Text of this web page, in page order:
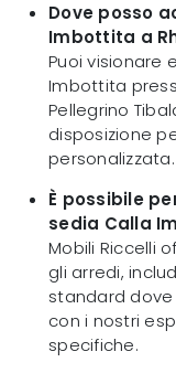
Dove posso
Imbottita a
Puoi visionare
Imbottita
Pellegrino
disposizione
personalizzata.
È possibile
sedia Calla
Mobili Riccelli
gli arredi,
standard dove
con i nostri
specifiche.